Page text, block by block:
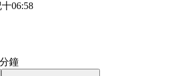
十06:58
鐘